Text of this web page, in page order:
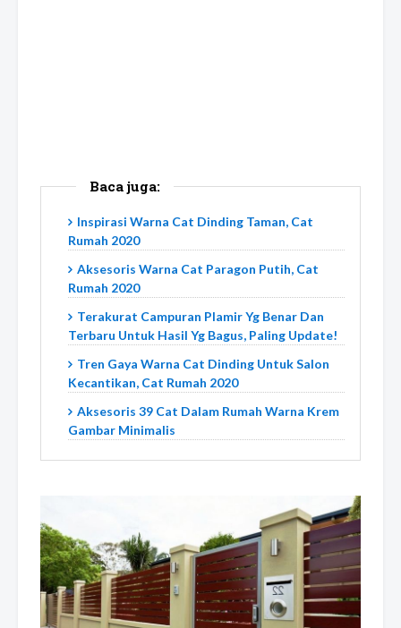
Baca juga:
Inspirasi Warna Cat Dinding Taman, Cat
Rumah 2020
Aksesoris Warna Cat Paragon Putih, Cat
Rumah 2020
Terakurat Campuran Plamir Yg Benar Dan
Terbaru Untuk Hasil Yg Bagus, Paling Update!
Tren Gaya Warna Cat Dinding Untuk Salon
Kecantikan, Cat Rumah 2020
Aksesoris 39 Cat Dalam Rumah Warna Krem
Gambar Minimalis